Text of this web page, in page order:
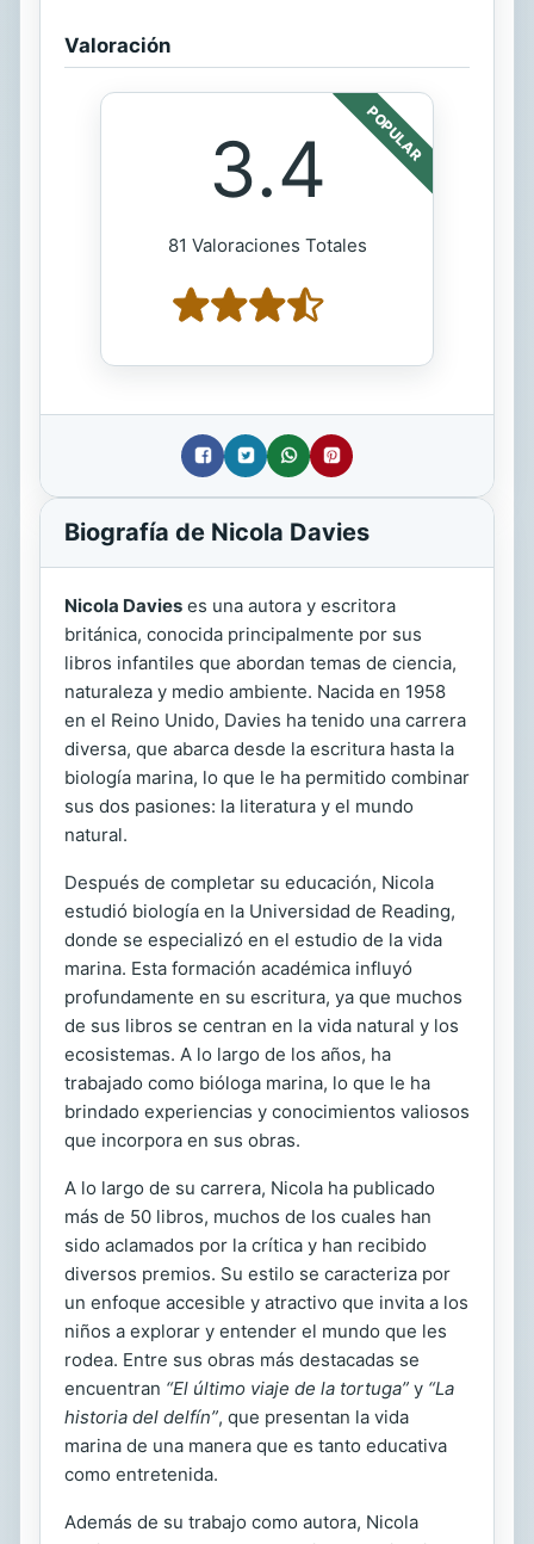
Valoración
POPULAR
3.4
81 Valoraciones Totales
Biografía de Nicola Davies
Nicola Davies es una autora y escritora
británica, conocida principalmente por sus
libros infantiles que abordan temas de ciencia,
naturaleza y medio ambiente. Nacida en 1958
en el Reino Unido, Davies ha tenido una carrera
diversa, que abarca desde la escritura hasta la
biología marina, lo que le ha permitido combinar
sus dos pasiones: la literatura y el mundo
natural.
Después de completar su educación, Nicola
estudió biología en la Universidad de Reading,
donde se especializó en el estudio de la vida
marina. Esta formación académica influyó
profundamente en su escritura, ya que muchos
de sus libros se centran en la vida natural y los
ecosistemas. A lo largo de los años, ha
trabajado como bióloga marina, lo que le ha
brindado experiencias y conocimientos valiosos
que incorpora en sus obras.
A lo largo de su carrera, Nicola ha publicado
más de 50 libros, muchos de los cuales han
sido aclamados por la crítica y han recibido
diversos premios. Su estilo se caracteriza por
un enfoque accesible y atractivo que invita a los
niños a explorar y entender el mundo que les
rodea. Entre sus obras más destacadas se
encuentran “El último viaje de la tortuga” y “La
historia del delfín”, que presentan la vida
marina de una manera que es tanto educativa
como entretenida.
Además de su trabajo como autora, Nicola